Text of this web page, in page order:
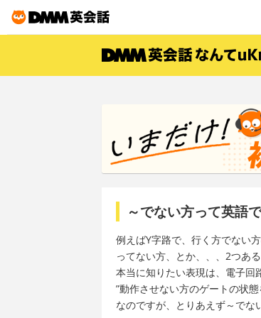
～でない方って英語
例えばY字路で、行く方でない
ってない方、とか、、、2つあ
本当に知りたい表現は、電子回
”動作させない方のゲートの状
なのですが、とりあえず～でな